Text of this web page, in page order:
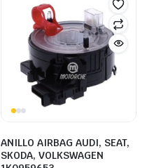
ANILLO AIRBAG AUDI, SEAT,
SKODA, VOLKSWAGEN